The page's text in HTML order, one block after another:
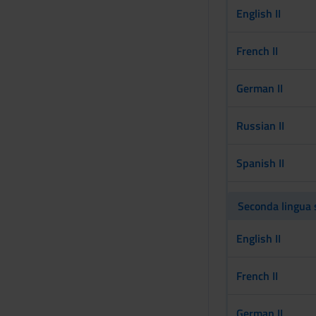
English II
French II
German II
Russian II
Spanish II
Seconda
English II
French II